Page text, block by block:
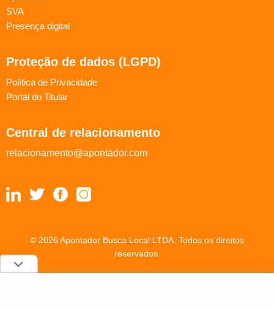
SVA
Presença digital
Proteção de dados (LGPD)
Política de Privacidade
Portal do Titular
Central de relacionamento
relacionamento@apontador.com
© 2026 Apontador Busca Local LTDA. Todos os direitos
reservados.